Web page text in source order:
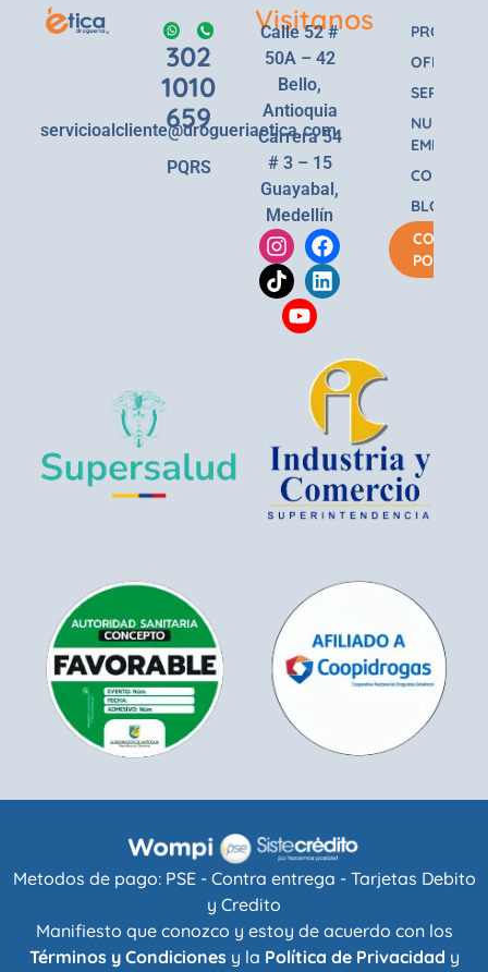
302
1010
659
servicioalcliente@drogueriaetica.com
PQRS
Visitanos
Calle 52 #
50A – 42
Bello,
Antioquia
Carrera 54
# 3 – 15
Guayabal,
Medellín
OFERTAS
SERVICIOS
NUESTRA
EMPRESA
BLOG
COMPRA
POR
Metodos de pago: PSE - Contra entrega - Tarjetas Debito
y Credito
Manifiesto que conozco y estoy de acuerdo con los
Términos y Condicionesy la Política de Privacidad y